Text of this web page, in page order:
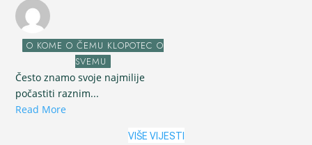
O KOME O ČEMU KLOPOTEC O
SVEMU
Često znamo svoje najmilije
počastiti raznim...
Read More
VIŠE VIJESTI